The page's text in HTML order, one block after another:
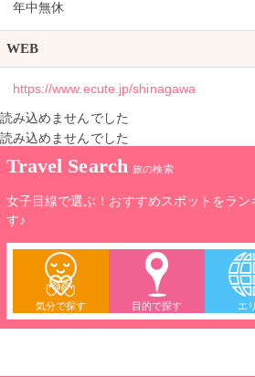
年中無休
WEB
https://www.ecute.jp/shinagawa
読み込めませんでした
読み込めませんでした
Travel Search 旅の検索
女子目線で選ぶ！おすすめスポットをラン
す♪
気分で探す 目的で探す エ